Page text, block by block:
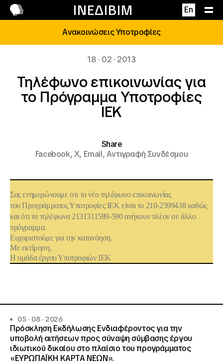
ΙΝΕΔΙΒΙΜ En
Επικοινωνία
Ανακοινώσεις Υποτροφίες
18 · 02 · 2013
Τηλέφωνο επικοινωνίας για
το Πρόγραμμα Υποτροφίες
ΙΕΚ
Share
Facebook,X, Email,Αντιγραφή Συνδέσμου
Σας ενημερώνουμε ότι το νέο τηλέφωνο επικοινωνίας
του ΠρογράμματοςΥποτροφίες ΙΕΚ είναι το 210-2599438καθώς
και ότι τα τηλέφωνα 2131311589-590 ανήκουν πλέον σε άλλο
πρόγραμμα.
Ευχαριστούμε για την κατανόηση.
Με εκτίμηση,
Η ομάδα έργου Υποτροφιών ΙΕΚ
05 · 08 · 2026
Πρόσκληση Εκδήλωσης Ενδιαφέροντος για την
υποβολή αιτήσεων προς σύναψη σύμβασης έργου
ιδιωτικού δικαίου στο πλαίσιο του προγράμματος
«ΕΥΡΩΠΑΪΚΗ ΚΑΡΤΑ ΝΕΩΝ».